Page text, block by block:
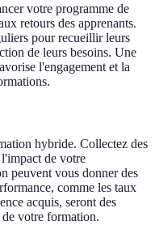
votre programme de
retours des apprenants.
pour recueillir leurs
de leurs besoins. Une
l'engagement et la
hybride. Collectez des
l'impact de votre
peuvent vous donner des
comme les taux
acquis, seront des
de votre formation.